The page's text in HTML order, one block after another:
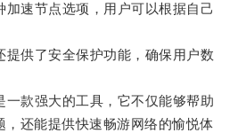
速节点选项，用户可以根据自己
供了安全保护功能，确保用户数
款强大的工具，它不仅能够帮助
，还能提供快速畅游网络的愉悦体